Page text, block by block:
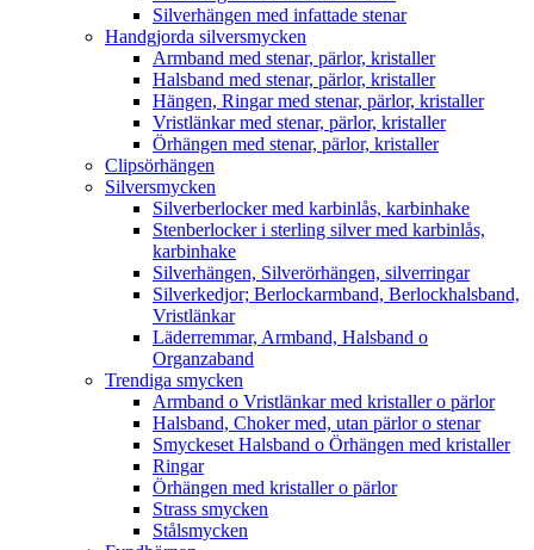
Silverhängen med infattade stenar
Handgjorda silversmycken
Armband med stenar, pärlor, kristaller
Halsband med stenar, pärlor, kristaller
Hängen, Ringar med stenar, pärlor, kristaller
Vristlänkar med stenar, pärlor, kristaller
Örhängen med stenar, pärlor, kristaller
Clipsörhängen
Silversmycken
Silverberlocker med karbinlås, karbinhake
Stenberlocker i sterling silver med karbinlås,
karbinhake
Silverhängen, Silverörhängen, silverringar
Silverkedjor; Berlockarmband, Berlockhalsband,
Vristlänkar
Läderremmar, Armband, Halsband o
Organzaband
Trendiga smycken
Armband o Vristlänkar med kristaller o pärlor
Halsband, Choker med, utan pärlor o stenar
Smyckeset Halsband o Örhängen med kristaller
Ringar
Örhängen med kristaller o pärlor
Strass smycken
Stålsmycken